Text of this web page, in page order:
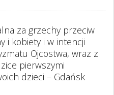
za grzechy przeciw
i kobiety i w intencji
Ojcostwa, wraz z
pierwszymi
dzieci – Gdańsk